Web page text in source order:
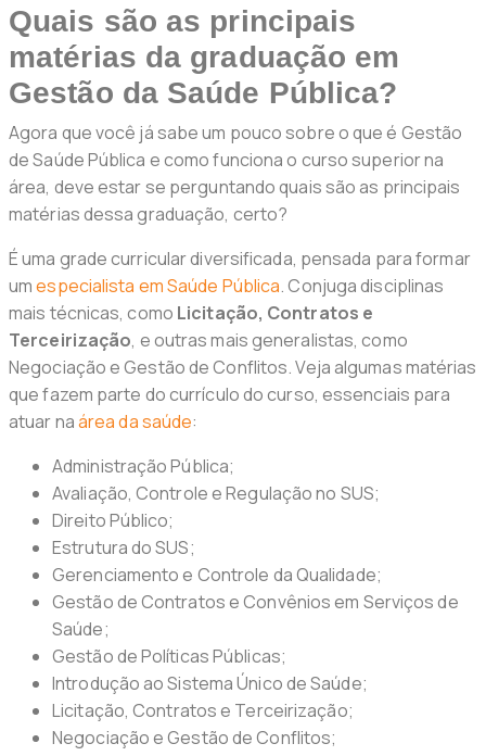
Quais são as principais
matérias da graduação em
Gestão da Saúde Pública?
Agora que você já sabe um pouco sobre o que é Gestão
de Saúde Pública e como funciona o curso superior na
área, deve estar se perguntando quais são as principais
matérias dessa graduação, certo?
É uma grade curricular diversificada, pensada para formar
umespecialista em Saúde Pública. Conjuga disciplinas
mais técnicas, como Licitação, Contratos e
Terceirização, e outras mais generalistas, como
Negociação e Gestão de Conflitos. Veja algumas matérias
que fazem parte do currículo do curso, essenciais para
atuar naárea da saúde:
Administração Pública;
Avaliação, Controle e Regulação no SUS;
Direito Público;
Estrutura do SUS;
Gerenciamento e Controle da Qualidade;
Gestão de Contratos e Convênios em Serviços de
Saúde;
Gestão de Políticas Públicas;
Introdução ao Sistema Único de Saúde;
Licitação, Contratos e Terceirização;
Negociação e Gestão de Conflitos;